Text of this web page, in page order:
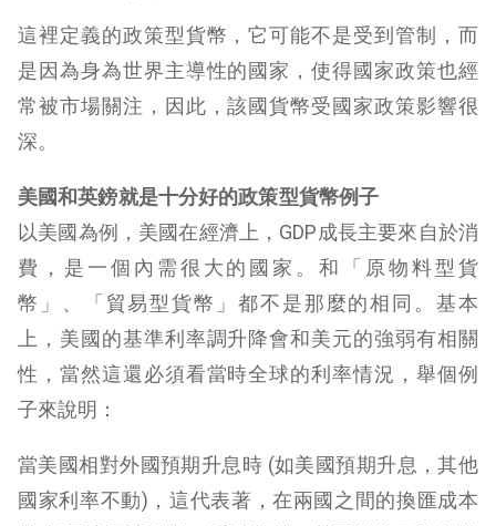
這裡定義的政策型貨幣，它可能不是受到管制，而
是因為身為世界主導性的國家，使得國家政策也經
常被市場關注，因此，該國貨幣受國家政策影響很
深。
美國和英鎊就是十分好的政策型貨幣例子
以美國為例，美國在經濟上，GDP成長主要來自於消
費，是一個內需很大的國家。和「原物料型貨
幣」、「貿易型貨幣」都不是那麼的相同。基本
上，美國的基準利率調升降會和美元的強弱有相關
性，當然這還必須看當時全球的利率情況，舉個例
子來說明：
當美國相對外國預期升息時 (如美國預期升息，其他
國家利率不動)，這代表著，在兩國之間的換匯成本